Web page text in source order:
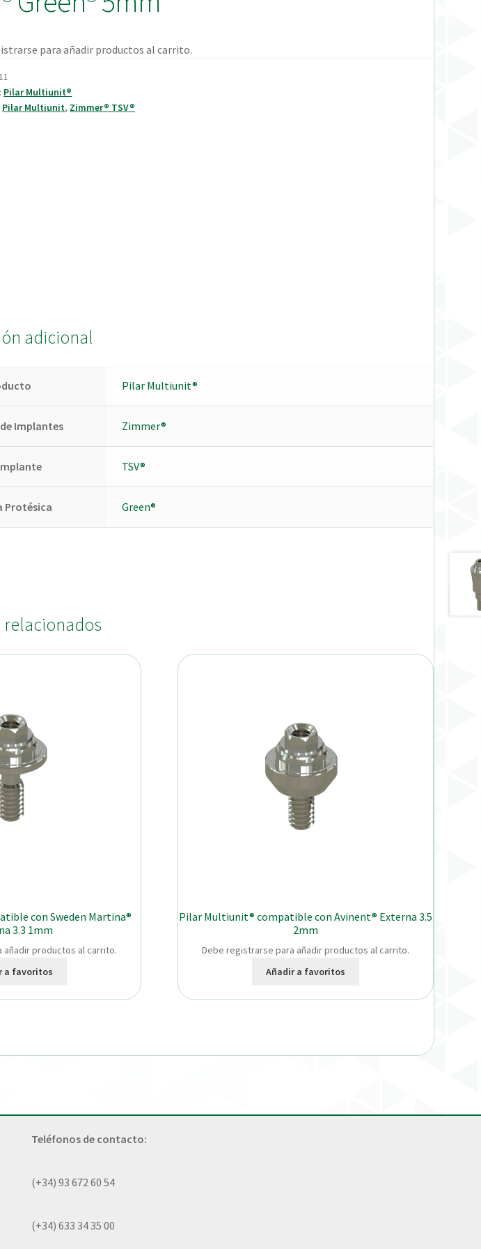
para añadir productos al carrito.
Pilar Multiunit®
Pilar Multiunit, Zimmer® TSV®
adicional
Pilar Multiunit®
Implantes Zimmer®
TSV®
Protésica Green®
relacionados
con Sweden Martina®
3.3 1mm
productos al carrito.
a favoritos
Pilar Multiunit® compatible con Avinent® Externa 3.5
2mm
Debe registrarse para añadir productos al carrito.
Añadir a favoritos
Teléfonos de contacto:
(+34) 93 672 60 54
(+34) 633 34 35 00